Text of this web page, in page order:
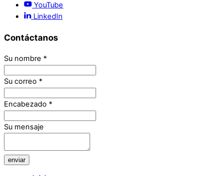
YouTube
LinkedIn
Contáctanos
Su nombre *
Su correo *
Encabezado *
Su mensaje
enviar